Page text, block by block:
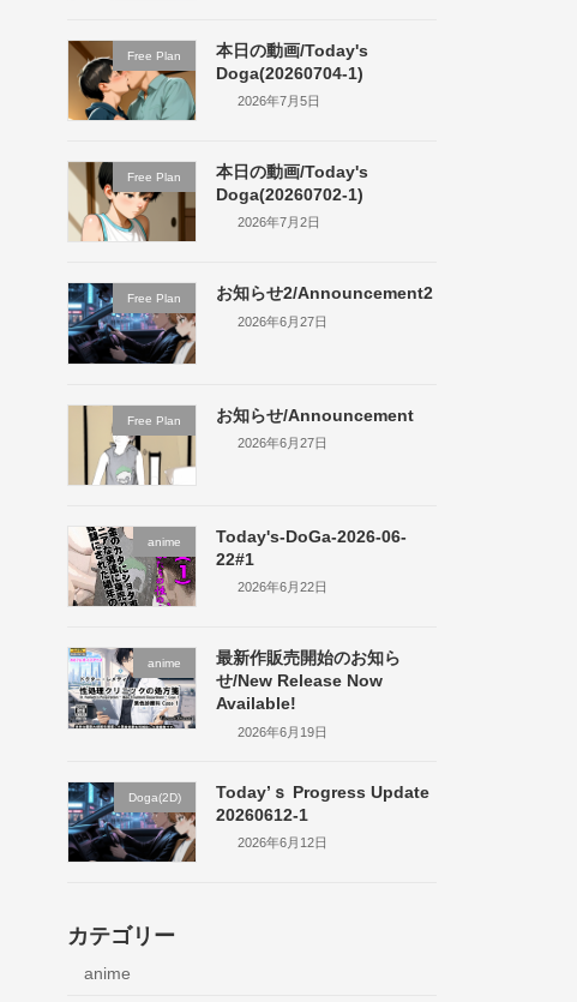
Free Plan
本日の動画/Today's
Doga(20260704-1)
2026年7月5日
Free Plan
本日の動画/Today's
Doga(20260702-1)
2026年7月2日
Free Plan お知らせ2/Announcement2
2026年6月27日
Free Plan お知らせ/Announcement
2026年6月27日
anime
Today's-DoGa-2026-06-
22#1
2026年6月22日
anime
最新作販売開始のお知ら
せ/New Release Now
Available!
2026年6月19日
Doga(2D)
Today’ｓ Progress Update
20260612-1
2026年6月12日
カテゴリー
anime